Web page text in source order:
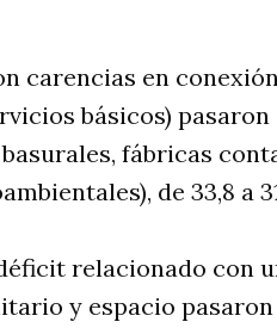
carencias en
básicos) pasaron
fábricas
de 33,8 a
relacionado con
y espacio pasaron